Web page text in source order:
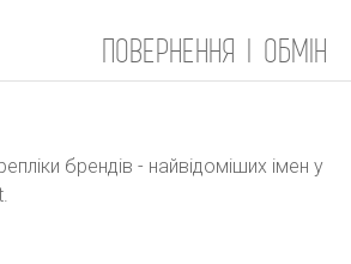
ПОВЕРНЕННЯ І ОБМІН
брендів - найвідоміших імен у